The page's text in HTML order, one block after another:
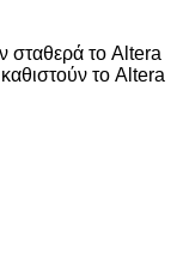
σταθερά το Altera
το Altera